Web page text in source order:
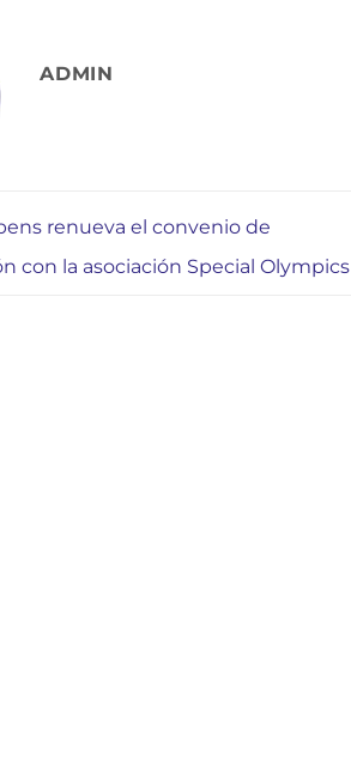
ADMIN
renueva el convenio de
con la asociación Special Olympics